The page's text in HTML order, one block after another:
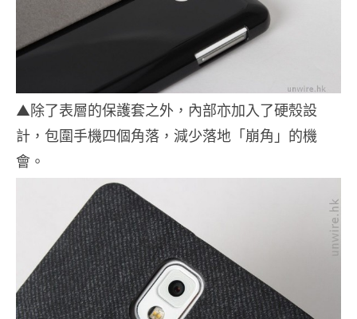
▲除了表層的保護套之外，內部亦加入了硬殼設
計，包圍手機四個角落，減少落地「崩角」的機
會。